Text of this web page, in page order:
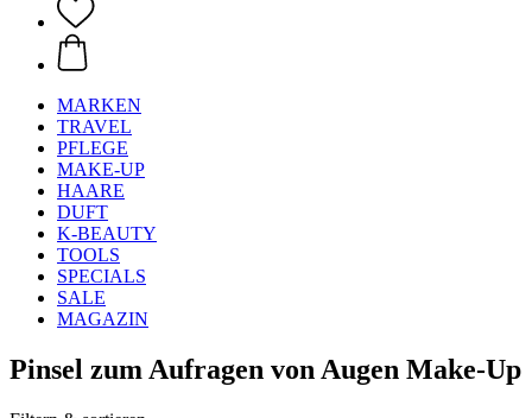
MARKEN
TRAVEL
PFLEGE
MAKE-UP
HAARE
DUFT
K-BEAUTY
TOOLS
SPECIALS
SALE
MAGAZIN
Pinsel zum Aufragen von Augen Make-Up